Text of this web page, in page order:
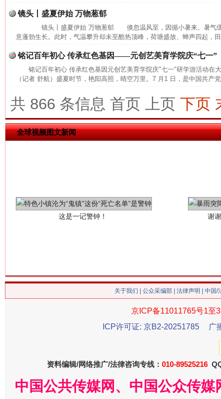
镜头丨盛夏伊始 万物葱郁
镜头丨盛夏伊始 万物葱郁 倏忽温风至，因循小暑来。暑气缓
意蓬勃生长。此时，气温攀升却未至酷热顶峰，荷塘盛放、蝉声四起，
铭记百年初心 传承红色基因——元创艺美育学院庆“七一”
铭记百年初心 传承红色基因元创艺美育学院庆"七一"研学游活动
（记者 舒航）盛夏时节，艳阳高照，晴空万里。7 月1 日，是中国共产
共 866 条信息 首页 上页 下页
全球视频图文新闻
今
关于我们 公众采编部 法律声明 | 中国
京ICP备11011765号1至
ICP许可证: 京B2-20251785
广
资料编辑/网络推广/法律咨询专线： 010-89525216
中国公共传媒网、中国公众传